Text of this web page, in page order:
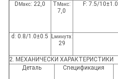
D Макс: 22,0 T Макс:
7,0
F: 7.5/10±1.0
d: 0.8/1.0±0.5 Lминута:
29
2. МЕХАНИЧЕСКИ ХАРАКТЕРИСТИКИ
Деталь
Спецификация